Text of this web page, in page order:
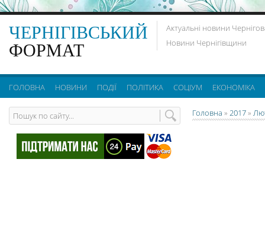
ЧЕРНІГІВСЬКИЙ
ФОРМАТ
Актуальні новини
Новини Чернігівщини
ГОЛОВНА НОВИНИ ПОДІЇ ПОЛІТИКА СОЦІУМ ЕКОНОМІКА
Головна » 2017»